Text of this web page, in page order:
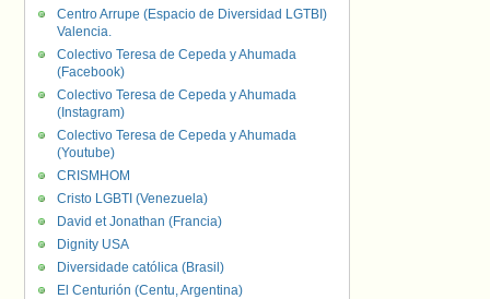
Centro Arrupe (Espacio de Diversidad LGTBI)
Valencia.
Colectivo Teresa de Cepeda y Ahumada
(Facebook)
Colectivo Teresa de Cepeda y Ahumada
(Instagram)
Colectivo Teresa de Cepeda y Ahumada
(Youtube)
CRISMHOM
Cristo LGBTI (Venezuela)
David et Jonathan (Francia)
Dignity USA
Diversidade católica (Brasil)
El Centurión (Centu, Argentina)